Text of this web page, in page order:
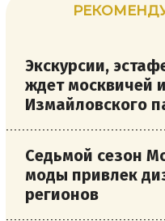
Экскурсии,
ждет москвичей
Измайловского
Седьмой сезон
моды привлек
регионов